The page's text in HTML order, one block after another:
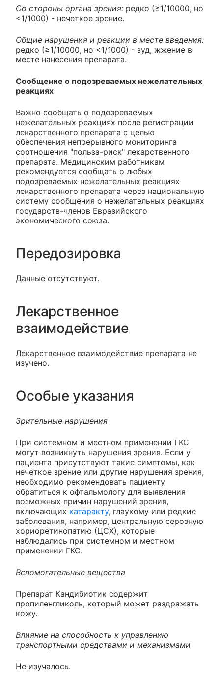
Со стороны органа зрения: редко (≥1/10000, но
<1/1000) - нечеткое зрение.
Общие нарушения и реакции в месте введения:
редко (≥1/10000, но <1/1000) - зуд, жжение в
месте нанесения препарата.
Сообщение о подозреваемых нежелательных
реакциях
Важно сообщать о подозреваемых
нежелательных реакциях после регистрации
лекарственного препарата с целью
обеспечения непрерывного мониторинга
соотношения "польза-риск" лекарственного
препарата. Медицинским работникам
рекомендуется сообщать о любых
подозреваемых нежелательных реакциях
лекарственного препарата через национальную
систему сообщения о нежелательных реакциях
государств-членов Евразийского
экономического союза.
Передозировка
Данные отсутствуют.
Лекарственное
взаимодействие
Лекарственное взаимодействие препарата не
изучено.
Особые указания
Зрительные нарушения
При системном и местном применении ГКС
могут возникнуть нарушения зрения. Если у
пациента присутствуют такие симптомы, как
нечеткое зрение или другие нарушения зрения,
необходимо рекомендовать пациенту
обратиться к офтальмологу для выявления
возможных причин нарушений зрения,
включающих катаракту, глаукому или редкие
заболевания, например, центральную серозную
хориоретинопатию (ЦСХ), которые
наблюдались при системном и местном
применении ГКС.
Вспомогательные вещества
Препарат Кандибиотик содержит
пропиленгликоль, который может раздражать
кожу.
Влияние на способность к управлению
транспортными средствами и механизмами
Не изучалось.